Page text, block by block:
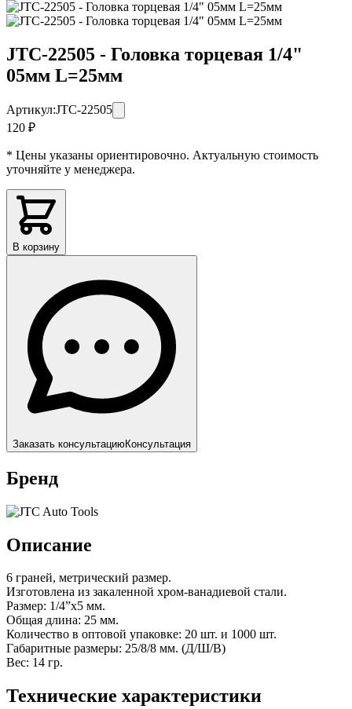
JTC-22505 - Головка торцевая 1/4"
05мм L=25мм
Артикул:JTC-22505
120 ₽
* Цены указаны ориентировочно. Актуальную стоимость
уточняйте у менеджера.
В корзину
Заказать консультациюКонсультация
Бренд
Описание
6 граней, метрический размер.
Изготовлена из закаленной хром-ванадиевой стали.
Размер: 1/4”х5 мм.
Общая длина: 25 мм.
Количество в оптовой упаковке: 20 шт. и 1000 шт.
Габаритные размеры: 25/8/8 мм. (Д/Ш/В)
Вес: 14 гр.
Технические характеристики